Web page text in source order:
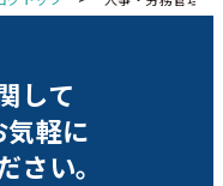
して
気軽に
さい。